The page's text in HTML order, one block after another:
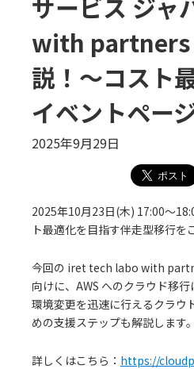
サービス ジ
with partners
説！〜コスト
イベントペー
2025年9月29日
2025年10月23日(木) 17:00〜
ト最適化を目指す伴走型移行を
今回の iret tech labo with
向けに、AWS へのクラウド移
環境変更を迅速に行えるクラウ
めの支援ステップも解説します
詳しくはこちら： https://